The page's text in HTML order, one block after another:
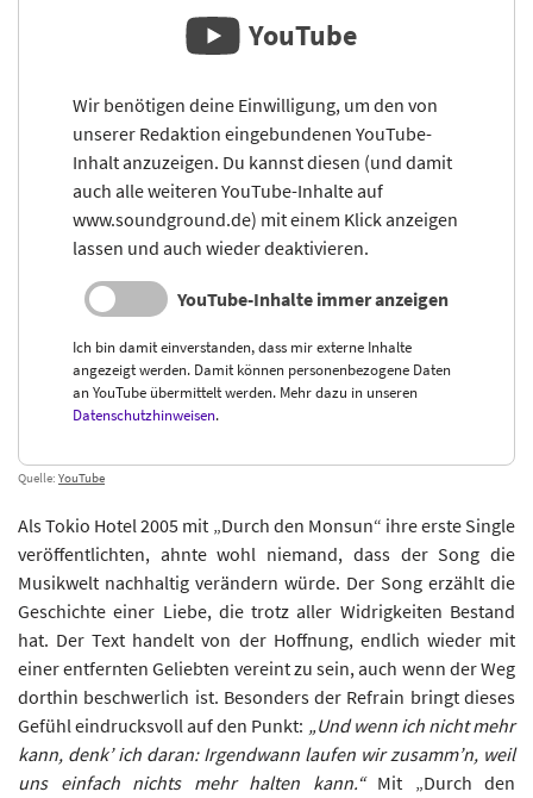
YouTube
Wir benötigen deine Einwilligung, um den von
unserer Redaktion eingebundenen YouTube-
Inhalt anzuzeigen. Du kannst diesen (und damit
auch alle weiteren YouTube-Inhalte auf
www.soundground.de) mit einem Klick anzeigen
lassen und auch wieder deaktivieren.
YouTube-Inhalte immer anzeigen
Ich bin damit einverstanden, dass mir externe Inhalte
angezeigt werden. Damit können personenbezogene Daten
an YouTube übermittelt werden. Mehr dazu in unseren
Datenschutzhinweisen.
Quelle: YouTube
Als Tokio Hotel 2005 mit „Durch den Monsun“ ihre erste Single
veröffentlichten, ahnte wohl niemand, dass der Song die
Musikwelt nachhaltig verändern würde. Der Song erzählt die
Geschichte einer Liebe, die trotz aller Widrigkeiten Bestand
hat. Der Text handelt von der Hoffnung, endlich wieder mit
einer entfernten Geliebten vereint zu sein, auch wenn der Weg
dorthin beschwerlich ist. Besonders der Refrain bringt dieses
Gefühl eindrucksvoll auf den Punkt: „Und wenn ich nicht mehr
kann, denk’ ich daran: Irgendwann laufen wir zusamm’n, weil
uns einfach nichts mehr halten kann.“Mit „Durch den